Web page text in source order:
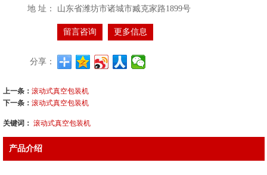
地 址：
山东省潍坊市诸城市臧克家路1899号
留言咨询 更多信息
分享：
上一条： 滚动式真空包装机
下一条： 滚动式真空包装机
关键词： 滚动式真空包装机
产品介绍